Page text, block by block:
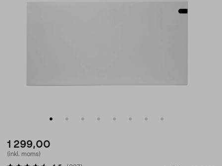
1 299,00
(inkl. moms)